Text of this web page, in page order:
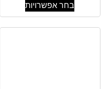
בחר אפשרויות